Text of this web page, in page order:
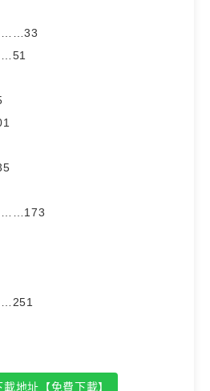
……33
……173
載地址【免費下載】